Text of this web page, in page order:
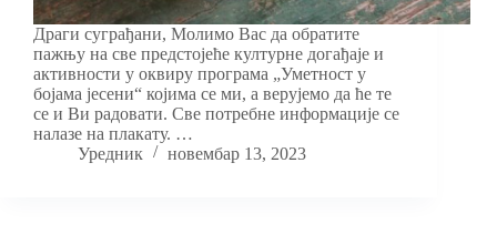
Драги суграђани, Молимо Вас да обратите
пажњу на све предстојеће културне догађаје и
активности у оквиру програма „Уметност у
бојама јесени“ којима се ми, а верујемо да ће те
се и Ви радовати. Све потребне информације се
налазе на плакату. …
Уредник
новембар 13, 2023